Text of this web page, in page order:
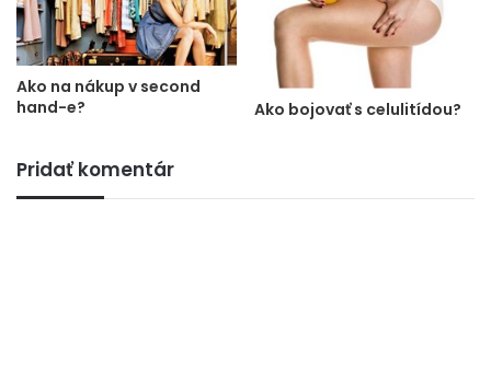
Ako na nákup v second
hand-e?
Ako bojovať s celulitídou?
Pridať komentár